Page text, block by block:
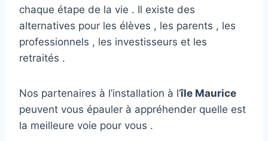
chaque étape de la vie . Il existe des
alternatives pour les élèves , les parents , les
professionnels , les investisseurs et les
retraités .
Nos partenaires à l’installation à l’île Maurice
peuvent vous épauler à appréhender quelle est
la meilleure voie pour vous .